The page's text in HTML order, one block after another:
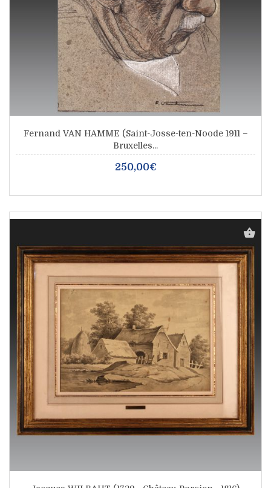
Fernand VAN HAMME (Saint-Josse-ten-Noode 1911 –
Bruxelles...
250,00€